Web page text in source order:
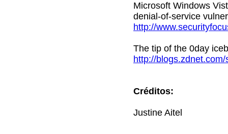
Microsoft Windows
denial-of-service
http://
The tip of the 0day
http://
Créditos:
Justine Aitel